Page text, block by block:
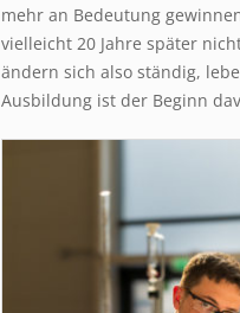
mehr an Bedeutung
vielleicht 20 Jahre später
ändern sich also ständig,
Ausbildung ist der Beginn